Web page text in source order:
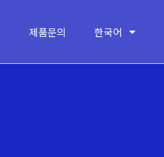
제품문의 한국어